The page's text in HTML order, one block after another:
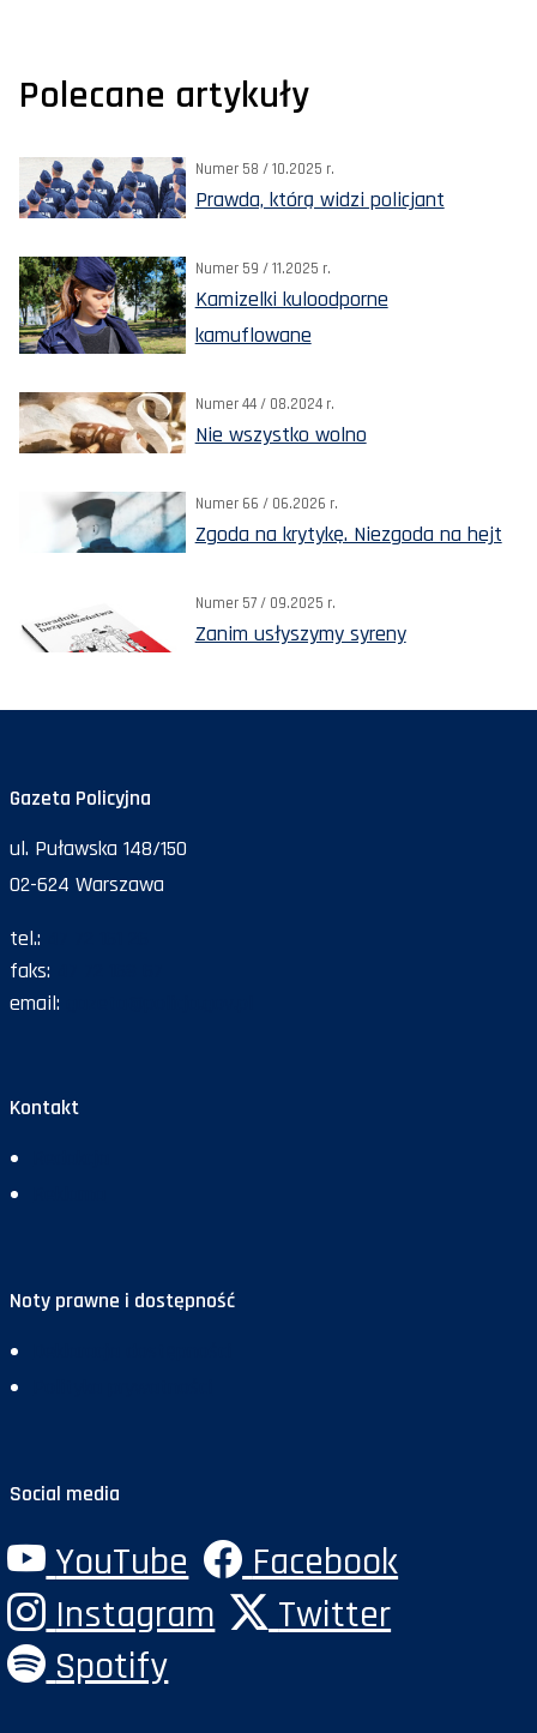
Polecane artykuły
Numer 58 / 10.2025 r.
Prawda, którą widzi policjant
Numer 59 / 11.2025 r.
Kamizelki kuloodporne
kamuflowane
Numer 44 / 08.2024 r.
Nie wszystko wolno
Numer 66 / 06.2026 r.
Zgoda na krytykę. Niezgoda na hejt
Numer 57 / 09.2025 r.
Zanim usłyszymy syreny
Gazeta Policyjna
ul. Puławska 148/150
02-624 Warszawa
tel.:
faks:
email:
Kontakt
Noty prawne i dostępność
Social media
YouTube
Facebook
Instagram
Twitter
Spotify